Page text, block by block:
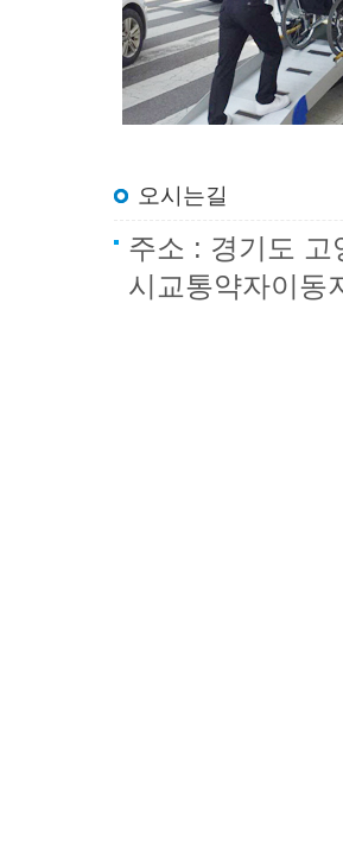
오시는길
주소 : 경기도 고
시교통약자이동